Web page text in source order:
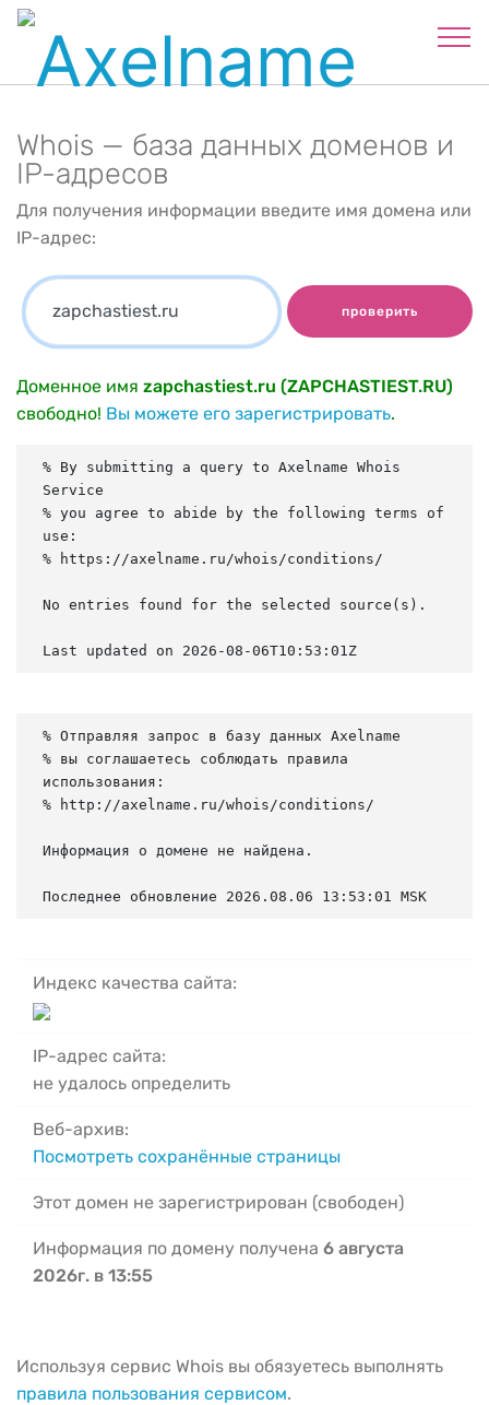
Whois — база данных доменов и
IP-адресов
Для получения информации введите имя домена или
IP-адрес:
проверить
Доменное имя zapchastiest.ru (ZAPCHASTIEST.RU)
свободно! Вы можете его зарегистрировать.
% By submitting a query to Axelname Whois
Service
% you agree to abide by the following terms of
use:
% https://axelname.ru/whois/conditions/
No entries found for the selected source(s).
Last updated on 2026-08-06T10:53:01Z
% Отправляя запрос в базу данных Axelname
% вы соглашаетесь соблюдать правила
использования:
% http://axelname.ru/whois/conditions/
Информация о домене не найдена.
Последнее обновление 2026.08.06 13:53:01 MSK
Индекс качества сайта:
IP-адрес сайта:
не удалось определить
Веб-архив:
Посмотреть сохранённые страницы
Этот домен не зарегистрирован (свободен)
Информация по домену получена 6 августа
2026г. в 13:55
Используя сервис Whois вы обязуетесь выполнять
правила пользования сервисом.